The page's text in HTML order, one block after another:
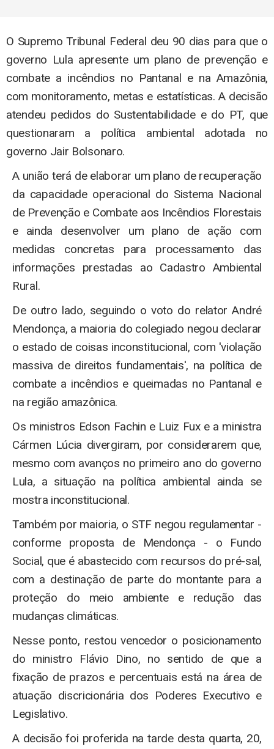
O Supremo Tribunal Federal deu 90 dias para que o
governo Lula apresente um plano de prevenção e
combate a incêndios no Pantanal e na Amazônia,
com monitoramento, metas e estatísticas. A decisão
atendeu pedidos do Sustentabilidade e do PT, que
questionaram a política ambiental adotada no
governo Jair Bolsonaro.
A união terá de elaborar um plano de recuperação
da capacidade operacional do Sistema Nacional
de Prevenção e Combate aos Incêndios Florestais
e ainda desenvolver um plano de ação com
medidas concretas para processamento das
informações prestadas ao Cadastro Ambiental
Rural.
De outro lado, seguindo o voto do relator André
Mendonça, a maioria do colegiado negou declarar
o estado de coisas inconstitucional, com 'violação
massiva de direitos fundamentais', na política de
combate a incêndios e queimadas no Pantanal e
na região amazônica.
Os ministros Edson Fachin e Luiz Fux e a ministra
Cármen Lúcia divergiram, por considerarem que,
mesmo com avanços no primeiro ano do governo
Lula, a situação na política ambiental ainda se
mostra inconstitucional.
Também por maioria, o STF negou regulamentar -
conforme proposta de Mendonça - o Fundo
Social, que é abastecido com recursos do pré-sal,
com a destinação de parte do montante para a
proteção do meio ambiente e redução das
mudanças climáticas.
Nesse ponto, restou vencedor o posicionamento
do ministro Flávio Dino, no sentido de que a
fixação de prazos e percentuais está na área de
atuação discricionária dos Poderes Executivo e
Legislativo.
A decisão foi proferida na tarde desta quarta, 20,